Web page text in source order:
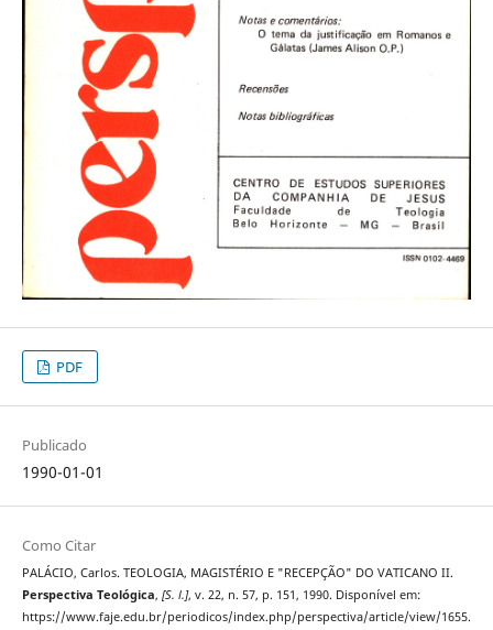
PDF
Publicado
1990-01-01
Como Citar
PALÁCIO, Carlos. TEOLOGIA, MAGISTÉRIO E "RECEPÇÃO" DO VATICANO II.
Perspectiva Teológica, [S. l.], v. 22, n. 57, p. 151, 1990. Disponível em:
https://www.faje.edu.br/periodicos/index.php/perspectiva/article/view/1655.